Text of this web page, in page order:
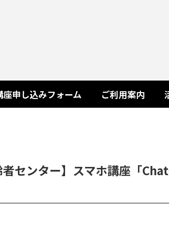
座申し込みフォーム ご利用案内
者センター】スマホ講座「